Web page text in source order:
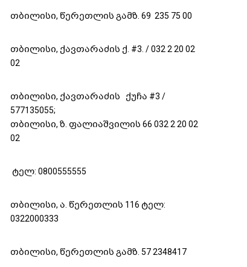
თბილისი, წერეთლის გამზ. 69 235 75 00
თბილისი, ქავთარაძის ქ. #3. / 032 2 20 02
02
თბილისი, ქავთარაძის ქუჩა #3 /
577135055;
თბილისი, ზ. ფალიაშვილის 66 032 2 20 02
02
ტელ: 0800555555
თბილისი, ა. წერეთლის 116 ტელ:
0322000333
თბილისი, წერეთლის გამზ. 57 2348417